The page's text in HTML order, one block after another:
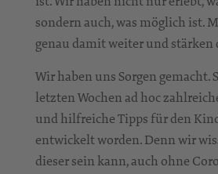
sondern auch, was möglich ist.
genau damit weiter und stärken
Wir haben uns Sorgen gemacht.
letzten Wochen ad hoc
und hilfreiche Tipps für den
entwickelt worden. Denn wir
dieser sein kann, auch ohne